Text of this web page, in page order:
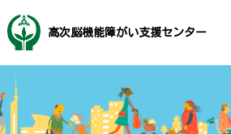
高次脳機能障がい支援センター
TOPページ
サービス内容
高次脳機能障がいと
診断基準
支援制度
関連機関
関連資料
研修情報
イベント
アクセス
お知らせ
採用情報
福岡市社会福祉事業
音声読み上げ・文字・見や
Language
電話：092-406-